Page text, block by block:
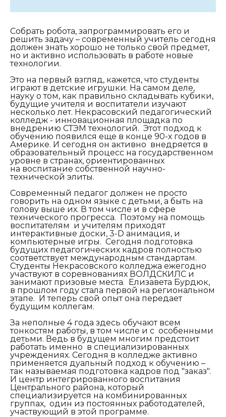
Собрать робота, запрограммировать его и
решить задачу – современный учитель сегодня
должен знать хорошо не только свой предмет,
но и активно использовать в работе новые
технологии.
Это на первый взгляд, кажется, что студенты
играют в детские игрушки. На самом деле,
науку о том, как правильно складывать кубики,
будущие учителя и воспитатели изучают
несколько лет. Некрасовский педагогический
колледж - инновационная площадка по
внедрению СТЭМ технологий. Этот подход к
обучению появился еще в конце 90-х годов в
Америке. И сегодня он активно внедряется в
образовательный процесс на государственном
уровне в странах, ориентированных
на воспитание собственной научно-
технической элиты.
Современный педагог должен не просто
говорить на одном языке с детьми, а быть на
голову выше их. В том числе и в сфере
технического прогресса. Поэтому на помощь
воспитателям и учителям приходят
интерактивные доски, 3-D анимация, и
компьютерные игры. Сегодня подготовка
будущих педагогических кадров полностью
соответствует международным стандартам.
Студенты Некрасовского колледжа ежегодно
участвуют в соревнованиях ВОЛДСКИЛС и
занимают призовые места. Елизавета Бурдюк,
в прошлом году стала первой на региональном
этапе. И теперь свой опыт она передает
будущим коллегам.
За неполные 4 года здесь обучают всем
тонкостям работы, в том числе и с особенными
детьми. Ведь в будущем многим предстоит
работать именно в специализированных
учреждениях. Сегодня в колледже активно
применяется дуальный подход к обучению –
так называемая подготовка кадров под "заказ".
И центр интегрированного воспитания
Центрального района, который
специализируется на комбинированных
группах, один из постоянных работодателей,
участвующий в этой программе.